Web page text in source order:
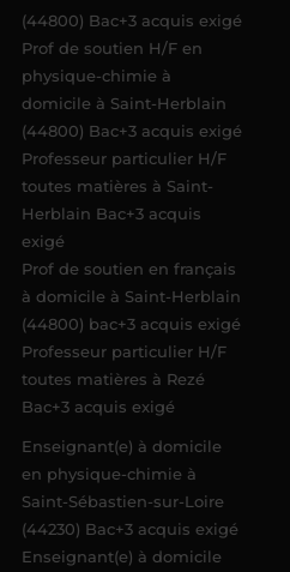
(44800) Bac+3 acquis exigé
Prof de soutien H/F en
physique-chimie à
domicile à Saint-Herblain
(44800) Bac+3 acquis exigé
Professeur particulier H/F
toutes matières à Saint-
Herblain Bac+3 acquis
exigé
Prof de soutien en français
à domicile à Saint-Herblain
(44800) bac+3 acquis exigé
Professeur particulier H/F
toutes matières à Rezé
Bac+3 acquis exigé
Enseignant(e) à domicile
en physique-chimie à
Saint-Sébastien-sur-Loire
(44230) Bac+3 acquis exigé
Enseignant(e) à domicile